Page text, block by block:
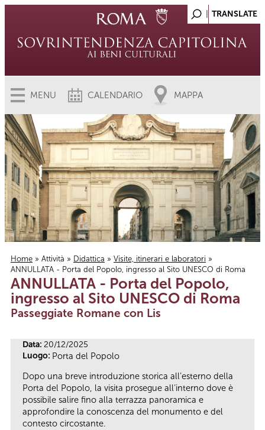
MENU CALENDARIO MAPPA
Tu sei qui
Home » Attività » Didattica » Visite, itinerari e laboratori »
ANNULLATA - Porta del Popolo, ingresso al Sito UNESCO di Roma
ANNULLATA - Porta del Popolo,
ingresso al Sito UNESCO di Roma
Passeggiate Romane con Lis
Data: 20/12/2025
Luogo: Porta del Popolo
Dopo una breve introduzione storica all’esterno della
Porta del Popolo, la visita prosegue all’interno dove è
possibile salire fino alla terrazza panoramica e
approfondire la conoscenza del monumento e del
contesto circostante.